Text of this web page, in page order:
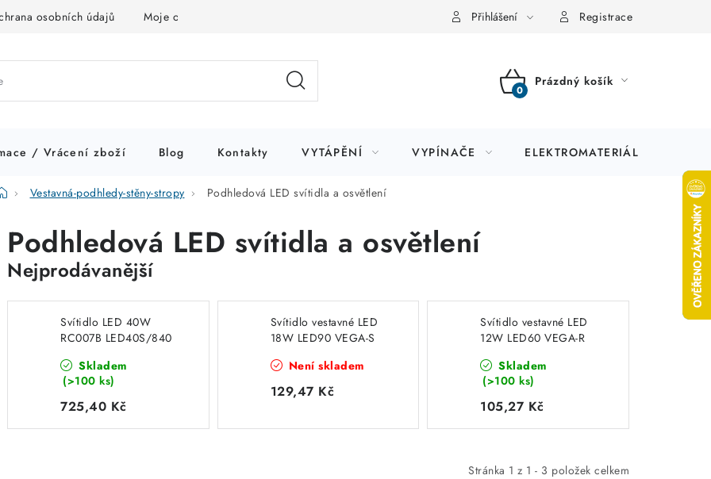
osobních údajů Moje objednávka Přihlášení Registrace
NÁKUPNÍ
Prázdný košík
/ Vrácení zboží Blog Kontakty VYTÁPĚNÍ VYPÍNAČE ELEKTROMATERIÁL
DomůVestavná-podhledy-stěny-stropy Podhledová LED svítidla a osvětlení
Podhledová LED svítidla a osvětlení
Nejprodávanější
Svítidlo LED 40W
RC007B LED40S/840
4000lm PILA
911401879684
Skladem
(>100 ks)
725,40 Kč
Svítidlo vestavné LED
18W LED90 VEGA-S
bílá, s napaječem,
bílé, čtvercov
Není skladem
129,47 Kč
Svítidlo vestavné LED
12W LED60 VEGA-R
bílá, s napaječem,
bílé, kruhové
Skladem
(>100 ks)
105,27 Kč
Stránka 1 z 1 - 3 položek celkem